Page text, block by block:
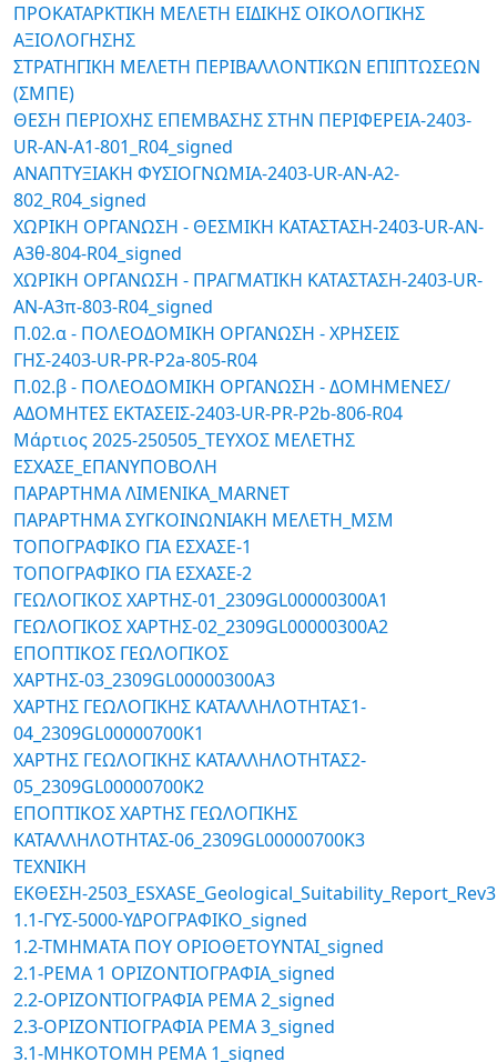
ΠΡΟΚΑΤΑΡΚΤΙΚΗ ΜΕΛΕΤΗ ΕΙΔΙΚΗΣ ΟΙΚΟΛΟΓΙΚΗΣ
ΑΞΙΟΛΟΓΗΣΗΣ
ΣΤΡΑΤΗΓΙΚΗ ΜΕΛΕΤΗ ΠΕΡΙΒΑΛΛΟΝΤΙΚΩΝ ΕΠΙΠΤΩΣΕΩΝ
(ΣΜΠΕ)
ΘΕΣΗ ΠΕΡΙΟΧΗΣ ΕΠΕΜΒΑΣΗΣ ΣΤΗΝ ΠΕΡΙΦΕΡΕΙΑ-2403-
UR-AN-A1-801_R04_signed
ΑΝΑΠΤΥΞΙΑΚΗ ΦΥΣΙΟΓΝΩΜΙΑ-2403-UR-AN-A2-
802_R04_signed
ΧΩΡΙΚΗ ΟΡΓΑΝΩΣΗ - ΘΕΣΜΙΚΗ ΚΑΤΑΣΤΑΣΗ-2403-UR-AN-
A3θ-804-R04_signed
ΧΩΡΙΚΗ ΟΡΓΑΝΩΣΗ - ΠΡΑΓΜΑΤΙΚΗ ΚΑΤΑΣΤΑΣΗ-2403-UR-
AN-A3π-803-R04_signed
Π.02.α - ΠΟΛΕΟΔΟΜΙΚΗ ΟΡΓΑΝΩΣΗ - ΧΡΗΣΕΙΣ
ΓΗΣ-2403-UR-PR-P2a-805-R04
Π.02.β - ΠΟΛΕΟΔΟΜΙΚΗ ΟΡΓΑΝΩΣΗ - ΔΟΜΗΜΕΝΕΣ/
ΑΔΟΜΗΤΕΣ ΕΚΤΑΣΕΙΣ-2403-UR-PR-P2b-806-R04
Μάρτιος 2025-250505_ΤΕΥΧΟΣ ΜΕΛΕΤΗΣ
ΕΣΧΑΣΕ_ΕΠΑΝΥΠΟΒΟΛΗ
ΠΑΡΑΡΤΗΜΑ ΛΙΜΕΝΙΚΑ_MARNET
ΠΑΡΑΡΤΗΜΑ ΣΥΓΚΟΙΝΩΝΙΑΚΗ ΜΕΛΕΤΗ_ΜΣΜ
ΤΟΠΟΓΡΑΦΙΚΟ ΓΙΑ ΕΣΧΑΣΕ-1
ΤΟΠΟΓΡΑΦΙΚΟ ΓΙΑ ΕΣΧΑΣΕ-2
ΓΕΩΛΟΓΙΚΟΣ ΧΑΡΤΗΣ-01_2309GL00000300A1
ΓΕΩΛΟΓΙΚΟΣ ΧΑΡΤΗΣ-02_2309GL00000300A2
ΕΠΟΠΤΙΚΟΣ ΓΕΩΛΟΓΙΚΟΣ
ΧΑΡΤΗΣ-03_2309GL00000300A3
ΧΑΡΤΗΣ ΓΕΩΛΟΓΙΚΗΣ ΚΑΤΑΛΛΗΛΟΤΗΤΑΣ1-
04_2309GL00000700K1
ΧΑΡΤΗΣ ΓΕΩΛΟΓΙΚΗΣ ΚΑΤΑΛΛΗΛΟΤΗΤΑΣ2-
05_2309GL00000700K2
ΕΠΟΠΤΙΚΟΣ ΧΑΡΤΗΣ ΓΕΩΛΟΓΙΚΗΣ
ΚΑΤΑΛΛΗΛΟΤΗΤΑΣ-06_2309GL00000700K3
ΤΕΧΝΙΚΗ
ΕΚΘΕΣΗ-2503_ESXASE_Geological_Suitability_Report_Rev3
1.1-ΓΥΣ-5000-ΥΔΡΟΓΡΑΦΙΚΟ_signed
1.2-ΤΜΗΜΑTA ΠΟΥ ΟΡΙΟΘΕΤΟΥΝΤΑΙ_signed
2.1-ΡΕΜΑ 1 ΟΡΙΖΟΝΤΙΟΓΡΑΦΙΑ_signed
2.2-ΟΡΙΖΟΝΤΙΟΓΡΑΦΙΑ ΡΕΜΑ 2_signed
2.3-ΟΡΙΖΟΝΤΙΟΓΡΑΦΙΑ ΡΕΜΑ 3_signed
3.1-MHKΟTOMH ΡΕΜΑ 1_signed